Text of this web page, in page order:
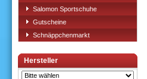
Salomon Sportschuhe
Gutscheine
Schnäppchenmarkt
Hersteller